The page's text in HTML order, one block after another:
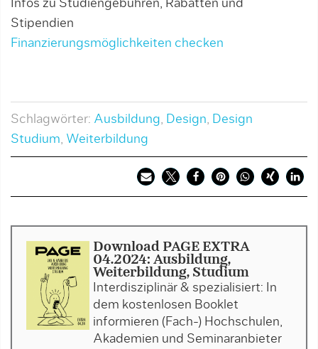
Infos zu Studiengebühren, Rabatten und
Stipendien
Finanzierungsmöglichkeiten checken
Schlagwörter: Ausbildung, Design, Design
Studium, Weiterbildung
Download PAGE EXTRA
04.2024: Ausbildung,
Weiterbildung, Studium
Interdisziplinär & spezialisiert: In
dem kostenlosen Booklet
informieren (Fach-) Hochschulen,
Akademien und Seminaranbieter